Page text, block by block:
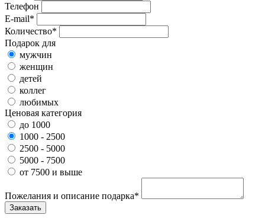
Телефон
E-mail*
Количество*
Подарок для
мужчин
женщин
детей
коллег
любимых
Ценовая категория
до 1000
1000 - 2500
2500 - 5000
5000 - 7500
от 7500 и выше
Пожелания и описание подарка*